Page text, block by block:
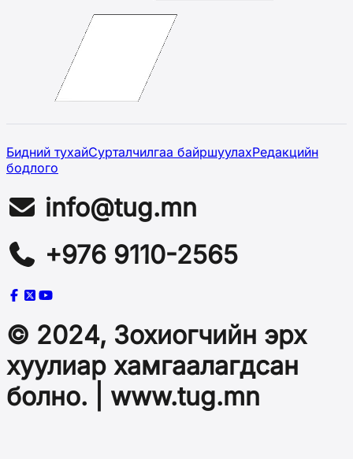
Бидний тухайСурталчилгаа байршуулахРедакцийн
бодлого
info@tug.mn
+976 9110-2565
© 2024, Зохиогчийн эрх
хуулиар хамгаалагдсан
болно. | www.tug.mn